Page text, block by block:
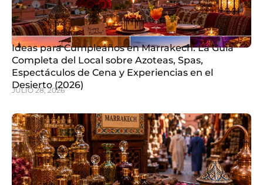
Ideas para Cumpleaños en Marrakech: La Guía
Completa del Local sobre Azoteas, Spas,
Espectáculos de Cena y Experiencias en el
Desierto (2026)
JULIO 28, 2026